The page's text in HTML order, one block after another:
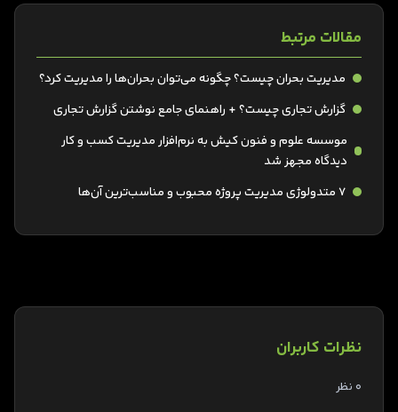
مقالات مرتبط
مدیریت بحران چیست؟ چگونه می‌توان بحران‌ها را مدیریت کرد؟
گزارش تجاری چیست؟ + راهنمای جامع نوشتن گزارش تجاری
موسسه علوم و فنون کیش به نرم‌افزار مدیریت کسب و کار
دیدگاه مجهز شد
7 متدولوژی مدیریت پروژه محبوب و مناسب‌ترین آن‌ها
نظرات کاربران
0 نظر